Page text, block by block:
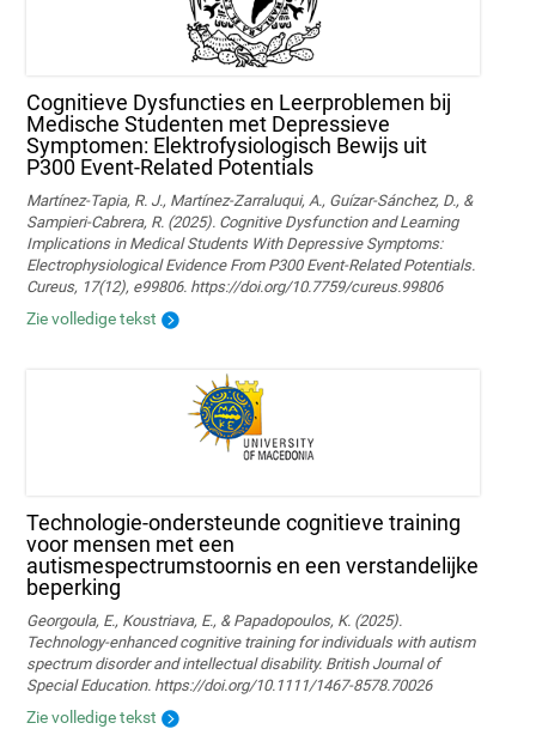
Cognitieve Dysfuncties en Leerproblemen bij
Medische Studenten met Depressieve
Symptomen: Elektrofysiologisch Bewijs uit
P300 Event-Related Potentials
Martínez-Tapia, R. J., Martínez-Zarraluqui, A., Guízar-Sánchez, D., &
Sampieri-Cabrera, R. (2025). Cognitive Dysfunction and Learning
Implications in Medical Students With Depressive Symptoms:
Electrophysiological Evidence From P300 Event-Related Potentials.
Cureus, 17(12), e99806. https://doi.org/10.7759/cureus.99806
Zie volledige tekst
Technologie-ondersteunde cognitieve training
voor mensen met een
autismespectrumstoornis en een verstandelijke
beperking
Georgoula, E., Koustriava, E., & Papadopoulos, K. (2025).
Technology‐enhanced cognitive training for individuals with autism
spectrum disorder and intellectual disability. British Journal of
Special Education. https://doi.org/10.1111/1467-8578.70026
Zie volledige tekst